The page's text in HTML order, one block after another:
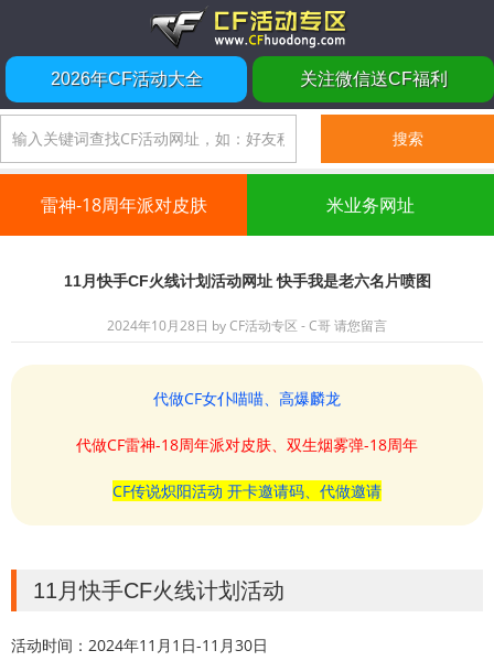
2026年CF活动大全 关注微信送CF福利
雷神-18周年派对皮肤 米业务网址
11月快手CF火线计划活动网址 快手我是老六名片喷图
2024年10月28日 byCF活动专区 - C哥请您留言
代做CF女仆喵喵、高爆麟龙
代做CF雷神-18周年派对皮肤、双生烟雾弹-18周年
CF传说炽阳活动 开卡邀请码、代做邀请
11月快手CF火线计划活动
活动时间：2024年11月1日-11月30日